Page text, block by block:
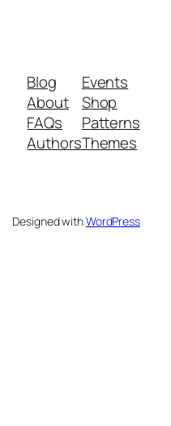
Blog
About
FAQs
Authors
Events
Shop
Patterns
Themes
Designed withWordPress